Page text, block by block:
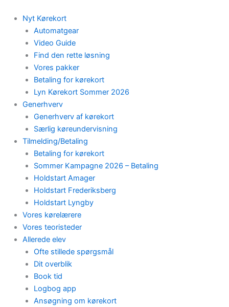
content
Nyt Kørekort
Automatgear
Video Guide
Find den rette løsning
Vores pakker
Betaling for kørekort
Lyn Kørekort Sommer 2026
Generhverv
Generhverv af kørekort
Særlig køreundervisning
Tilmelding/Betaling
Betaling for kørekort
Sommer Kampagne 2026 – Betaling
Holdstart Amager
Holdstart Frederiksberg
Holdstart Lyngby
Vores kørelærere
Vores teoristeder
Allerede elev
Ofte stillede spørgsmål
Dit overblik
Book tid
Logbog app
Ansøgning om kørekort